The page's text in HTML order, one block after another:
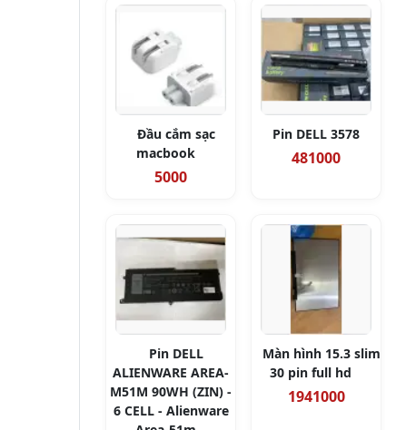
Đầu cắm sạc
macbook
5000
Pin DELL 3578
481000
Pin DELL
ALIENWARE AREA-
M51M 90WH (ZIN) -
6 CELL - Alienware
Màn hình 15.3 slim
30 pin full hd
1941000